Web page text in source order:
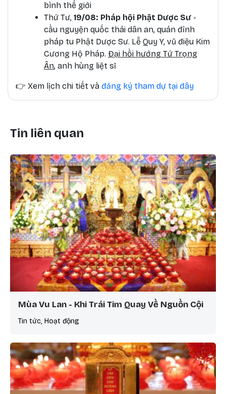
bình thế giới
Thứ Tư, 19/08: Pháp hội Phật Dược Sư -
cầu nguyện quốc thái dân an, quán đỉnh
pháp tu Phật Dược Sư. Lễ Quy Y, vũ điệu Kim
Cương Hộ Pháp. Đại hồi hướng Tứ Trọng
Ân, anh hùng liệt sĩ
👉 Xem lịch chi tiết và đăng ký tham dự tại đây
Tin liên quan
Mùa Vu Lan - Khi Trái Tim Quay Về Nguồn Cội
Tin tức, Hoạt động